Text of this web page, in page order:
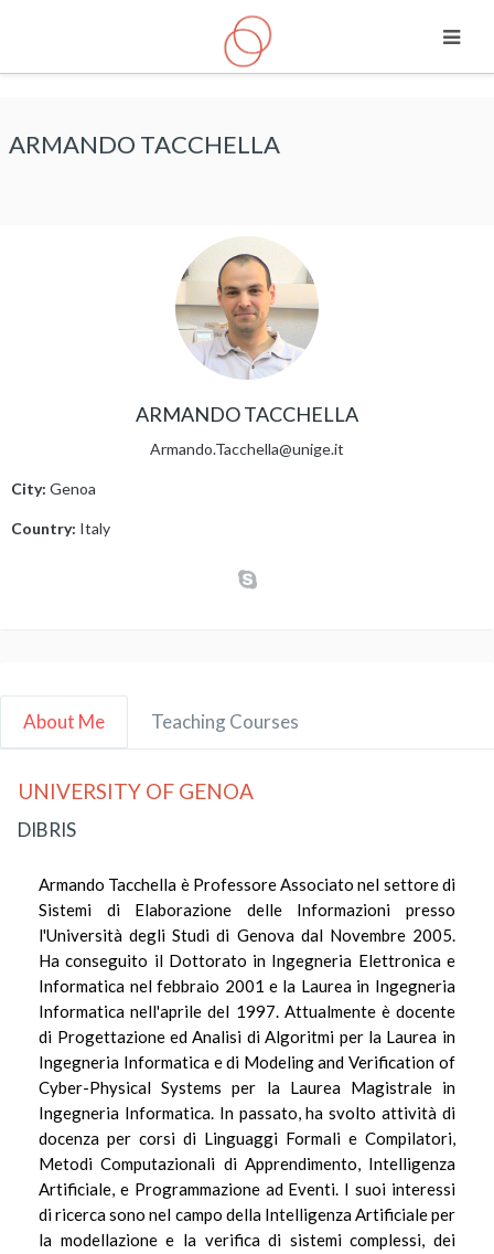
ARMANDO TACCHELLA
ARMANDO TACCHELLA
Armando.Tacchella@unige.it
City: Genoa
Country: Italy
About Me Teaching Courses
UNIVERSITY OF GENOA
DIBRIS
Armando Tacchella è Professore Associato nel settore di
Sistemi di Elaborazione delle Informazioni presso
l'Università degli Studi di Genova dal Novembre 2005.
Ha conseguito il Dottorato in Ingegneria Elettronica e
Informatica nel febbraio 2001 e la Laurea in Ingegneria
Informatica nell'aprile del 1997. Attualmente è docente
di Progettazione ed Analisi di Algoritmi per la Laurea in
Ingegneria Informatica e di Modeling and Verification of
Cyber-Physical Systems per la Laurea Magistrale in
Ingegneria Informatica. In passato, ha svolto attività di
docenza per corsi di Linguaggi Formali e Compilatori,
Metodi Computazionali di Apprendimento, Intelligenza
Artificiale, e Programmazione ad Eventi. I suoi interessi
di ricerca sono nel campo della Intelligenza Artificiale per
la modellazione e la verifica di sistemi complessi, dei